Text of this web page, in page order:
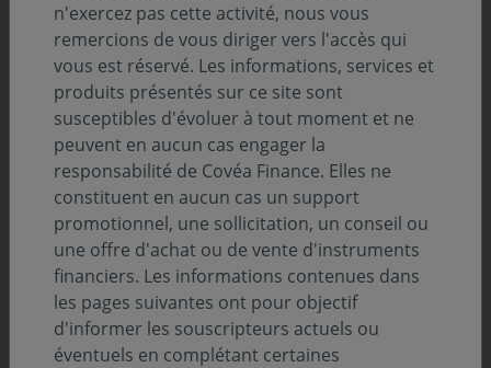
ACCÈS DIRECT
Description
Infos clés
Profil de risque (SRI) :
Niveau
1 Niveau
2 Niveau
3 Niveau
4 Niveau
5 Niveau
6
n'exercez pas cette activité, nous vous
remercions de vous diriger vers l'accès qui
vous est réservé. Les informations, services et
produits présentés sur ce site sont
susceptibles d'évoluer à tout moment et ne
peuvent en aucun cas engager la
responsabilité de Covéa Finance. Elles ne
constituent en aucun cas un support
promotionnel, une sollicitation, un conseil ou
une offre d'achat ou de vente d'instruments
financiers. Les informations contenues dans
les pages suivantes ont pour objectif
d'informer les souscripteurs actuels ou
éventuels en complétant certaines